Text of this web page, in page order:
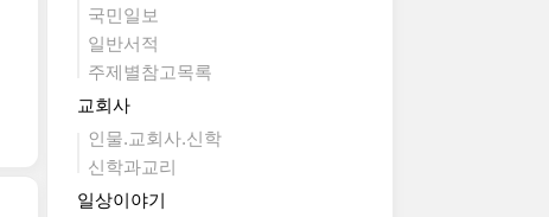
국민일보
일반서적
주제별참고목록
교회사
인물.교회사.신학
신학과교리
일상이야기